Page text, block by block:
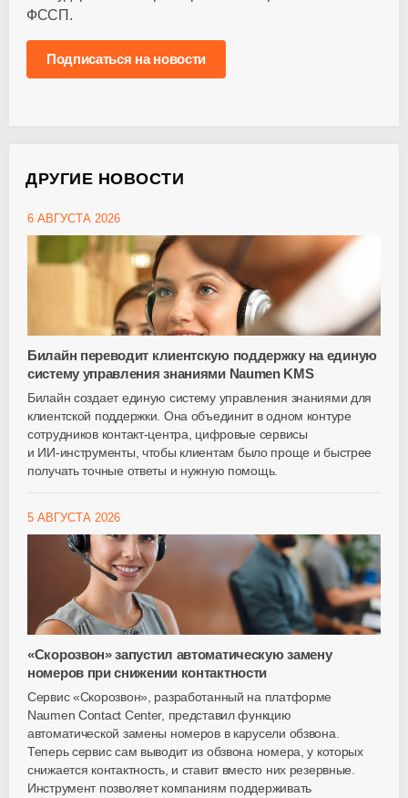
ФССП.
Подписаться на новости
ДРУГИЕ НОВОСТИ
6 АВГУСТА 2026
Билайн переводит клиентскую поддержку на единую
систему управления знаниями Naumen KMS
Билайн создает единую систему управления знаниями для
клиентской поддержки. Она объединит в одном контуре
сотрудников контакт-центра , цифровые сервисы
и ИИ-инструменты , чтобы клиентам было проще и быстрее
получать точные ответы и нужную помощь.
5 АВГУСТА 2026
«Скорозвон» запустил автоматическую замену
номеров при снижении контактности
Сервис «Скорозвон», разработанный на платформе
Naumen Contact Center, представил функцию
автоматической замены номеров в карусели обзвона.
Теперь сервис сам выводит из обзвона номера, у которых
снижается контактность, и ставит вместо них резервные.
Инструмент позволяет компаниям поддерживать